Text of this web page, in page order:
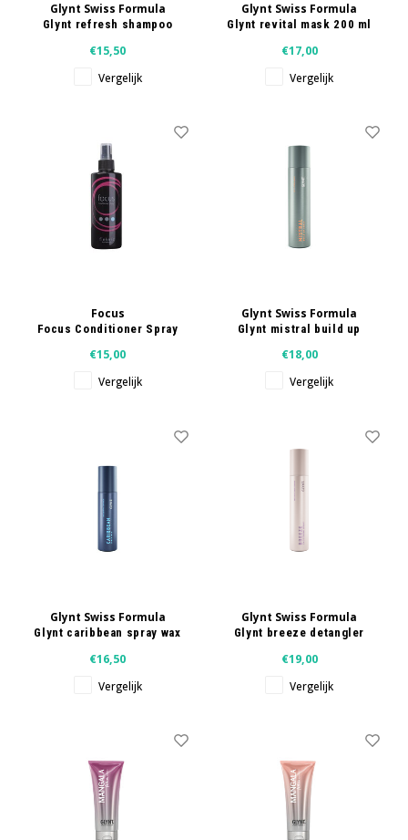
Glynt Swiss Formula
Glynt refresh shampoo
€15,50
Vergelijk
Glynt Swiss Formula
Glynt revital mask 200 ml
€17,00
Vergelijk
Focus
Focus Conditioner Spray
€15,00
Vergelijk
Glynt Swiss Formula
Glynt mistral build up
€18,00
Vergelijk
Glynt Swiss Formula
Glynt caribbean spray wax
€16,50
Vergelijk
Glynt Swiss Formula
Glynt breeze detangler
€19,00
Vergelijk